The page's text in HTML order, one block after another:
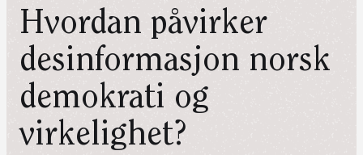
Hvordan påvirker
desinformasjon norsk
demokrati og
virkelighet?